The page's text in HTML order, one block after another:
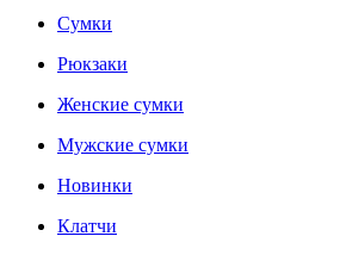
Сумки
Рюкзаки
Женские сумки
Мужские сумки
Новинки
Клатчи